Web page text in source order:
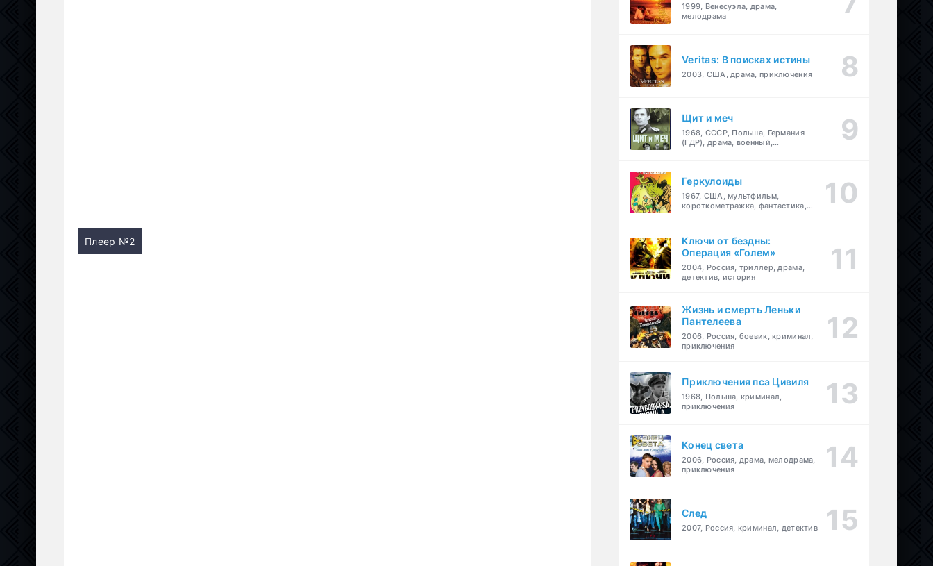
Плеер №2
1999, Венесуэла, драма,
мелодрама
Veritas: В поисках истины
2003, США, драма, приключения
Щит и меч
1968, СССР, Польша, Германия
(ГДР), драма, военный,
Геркулоиды
1967, США, мультфильм,
короткометражка, фантастика,
Ключи от бездны:
Операция «Голем»
2004, Россия, триллер, драма,
детектив, история
Жизнь и смерть Леньки
Пантелеева
2006, Россия, боевик, криминал,
приключения
Приключения пса Цивиля
1968, Польша, криминал,
приключения
Конец света
2006, Россия, драма, мелодрама,
приключения
След
2007, Россия, криминал, детектив